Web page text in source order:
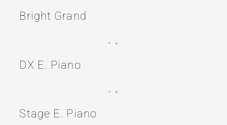
Bright Grand
DX E. Piano
Stage E. Piano